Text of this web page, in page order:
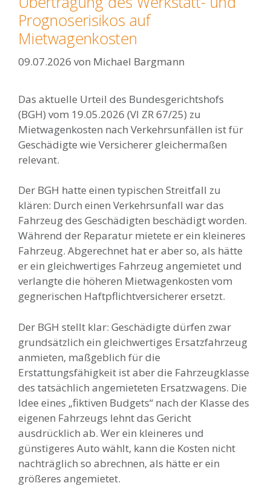
Prognoserisikos auf
Mietwagenkosten
09.07.2026 von Michael Bargmann
Das aktuelle Urteil des Bundesgerichtshofs
(BGH) vom 19.05.2026 (VI ZR 67/25) zu
Mietwagenkosten nach Verkehrsunfällen ist für
Geschädigte wie Versicherer gleichermaßen
relevant.
Der BGH hatte einen typischen Streitfall zu
klären: Durch einen Verkehrsunfall war das
Fahrzeug des Geschädigten beschädigt worden.
Während der Reparatur mietete er ein kleineres
Fahrzeug. Abgerechnet hat er aber so, als hätte
er ein gleichwertiges Fahrzeug angemietet und
verlangte die höheren Mietwagenkosten vom
gegnerischen Haftpflichtversicherer ersetzt.
Der BGH stellt klar: Geschädigte dürfen zwar
grundsätzlich ein gleichwertiges Ersatzfahrzeug
anmieten, maßgeblich für die
Erstattungsfähigkeit ist aber die Fahrzeugklasse
des tatsächlich angemieteten Ersatzwagens. Die
Idee eines „fiktiven Budgets“ nach der Klasse des
eigenen Fahrzeugs lehnt das Gericht
ausdrücklich ab. Wer ein kleineres und
günstigeres Auto wählt, kann die Kosten nicht
nachträglich so abrechnen, als hätte er ein
größeres angemietet.